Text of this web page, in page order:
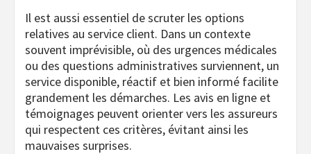
Il est aussi essentiel de scruter les options
relatives au service client. Dans un contexte
souvent imprévisible, où des urgences médicales
ou des questions administratives surviennent, un
service disponible, réactif et bien informé facilite
grandement les démarches. Les avis en ligne et
témoignages peuvent orienter vers les assureurs
qui respectent ces critères, évitant ainsi les
mauvaises surprises.